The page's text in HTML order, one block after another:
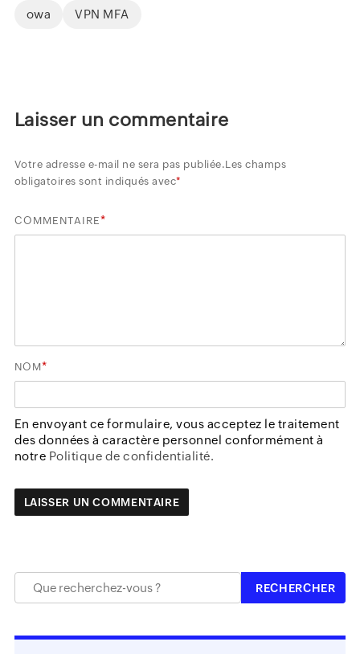
owa VPN MFA
Laisser un commentaire
Votre adresse e-mail ne sera pas publiée.Les champs
obligatoires sont indiqués avec*
COMMENTAIRE*
NOM*
En envoyant ce formulaire, vous acceptez le traitement
des données à caractère personnel conformément à
notre Politique de confidentialité.